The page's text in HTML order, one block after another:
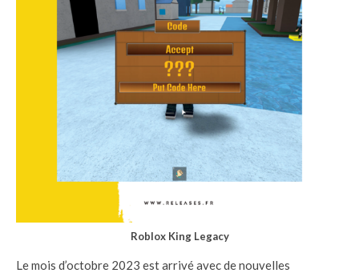
Roblox King Legacy
Le mois d’octobre 2023 est arrivé avec de nouvelles